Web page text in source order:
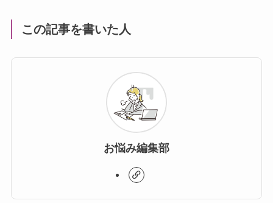
この記事を書いた人
お悩み編集部